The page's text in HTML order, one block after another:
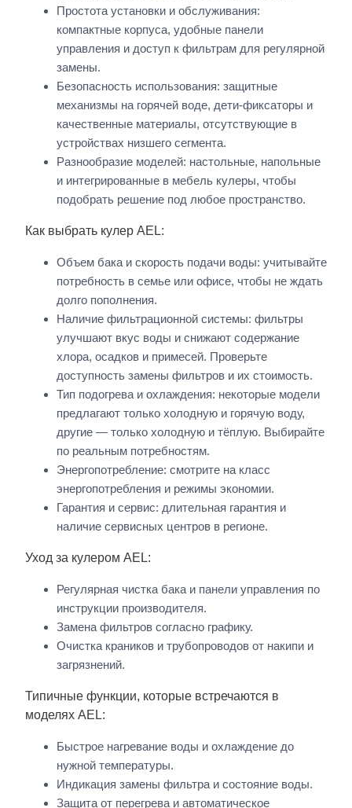
Простота установки и обслуживания:
компактные корпуса, удобные панели
управления и доступ к фильтрам для регулярной
замены.
Безопасность использования: защитные
механизмы на горячей воде, дети-фиксаторы и
качественные материалы, отсутствующие в
устройствах низшего сегмента.
Разнообразие моделей: настольные, напольные
и интегрированные в мебель кулеры, чтобы
подобрать решение под любое пространство.
Как выбрать кулер AEL:
Объем бака и скорость подачи воды: учитывайте
потребность в семье или офисе, чтобы не ждать
долго пополнения.
Наличие фильтрационной системы: фильтры
улучшают вкус воды и снижают содержание
хлора, осадков и примесей. Проверьте
доступность замены фильтров и их стоимость.
Тип подогрева и охлаждения: некоторые модели
предлагают только холодную и горячую воду,
другие — только холодную и тёплую. Выбирайте
по реальным потребностям.
Энергопотребление: смотрите на класс
энергопотребления и режимы экономии.
Гарантия и сервис: длительная гарантия и
наличие сервисных центров в регионе.
Уход за кулером AEL:
Регулярная чистка бака и панели управления по
инструкции производителя.
Замена фильтров согласно графику.
Очистка краников и трубопроводов от накипи и
загрязнений.
Типичные функции, которые встречаются в
моделях AEL:
Быстрое нагревание воды и охлаждение до
нужной температуры.
Индикация замены фильтра и состояние воды.
Защита от перегрева и автоматическое